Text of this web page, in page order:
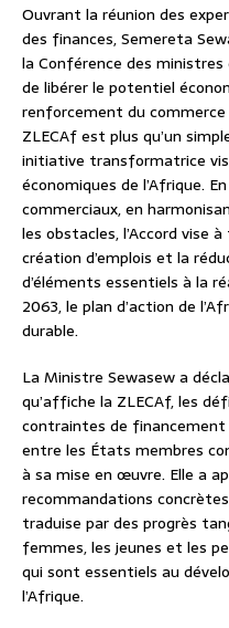
Ouvrant la réunion des
des finances, Semereta
la Conférence des ministres
de libérer le potentiel
renforcement du
ZLECAf est plus qu’un
initiative transformatrice
économiques de l’Afrique.
commerciaux, en
les obstacles, l’Accord vise
création d’emplois et la
d’éléments essentiels à la
2063, le plan d’action de
durable.
La Ministre Sewasew a
qu’affiche la ZLECAf, les
contraintes de
entre les États membres
à sa mise en œuvre. Elle a
recommandations
traduise par des progrès
femmes, les jeunes et les
qui sont essentiels au
l’Afrique.